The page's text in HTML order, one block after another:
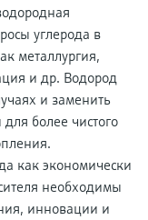
углерода в
металлургия,
и др. Водород
и заменить
более чистого
как экономически
необходимы
инновации и